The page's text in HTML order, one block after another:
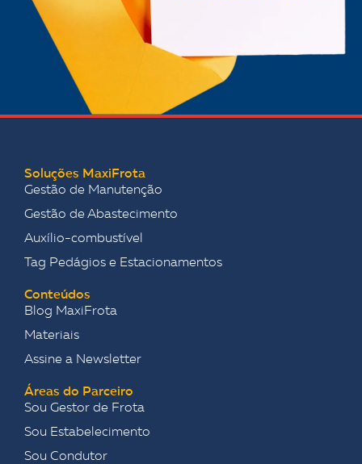
Soluções MaxiFrota
Gestão de Manutenção
Gestão de Abastecimento
Auxílio-combustível
Tag Pedágios e Estacionamentos
Conteúdos
Blog MaxiFrota
Materiais
Assine a Newsletter
Áreas do Parceiro
Sou Gestor de Frota
Sou Estabelecimento
Sou Condutor